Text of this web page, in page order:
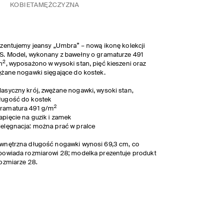
KOBIETA MĘŻCZYZNA
jeansy „Umbra” – nową ikonę kolekcji
Model, wykonany z bawełny o gramaturze 491
2, wyposażono w wysoki stan, pięć kieszeni oraz
nogawki sięgające do kostek.
krój, zwężane nogawki, wysoki stan,
do kostek
491 g/m2
na guzik i zamek
można prać w pralce
długość nogawki wynosi 69,3 cm, co
rozmiarowi 28; modelka prezentuje produkt
28.